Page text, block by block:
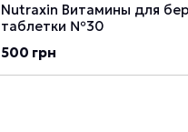
Nutraxin Витамины для
таблетки №30
500 грн